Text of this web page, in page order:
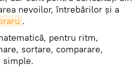
nevoilor, întrebărilor și a
.
pentru ritm,
sortare, comparare,
simple.